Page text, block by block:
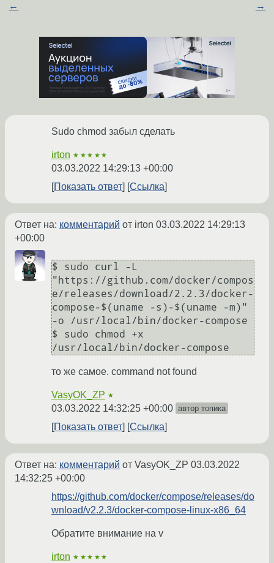
← →
Sudo chmod забыл сделать
irton ★★★★★
03.03.2022 14:29:13 +00:00
Показать ответ
Ссылка
Ответ на: комментарий от irton 03.03.2022 14:29:13
+00:00
$ sudo curl -L
"https://github.com/docker/compos
e/releases/download/2.2.3/docker-
compose-$(uname -s)-$(uname -m)"
-o /usr/local/bin/docker-compose
$ sudo chmod +x
то же самое. command not found
VasyOK_ZP ★
03.03.2022 14:32:25 +00:00 автор топика
Показать ответ Ссылка
Ответ на: комментарий от VasyOK_ZP 03.03.2022
14:32:25 +00:00
https://github.com/docker/compose/releases/do
wnload/v2.2.3/docker-compose-linux-x86_64
Обратите внимание на v
irton ★★★★★